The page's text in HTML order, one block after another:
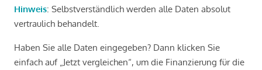
Hinweis: Selbstverständlich werden alle Daten absolut
vertraulich behandelt.
Haben Sie alle Daten eingegeben? Dann klicken Sie
einfach auf „Jetzt vergleichen“, um die Finanzierung für die